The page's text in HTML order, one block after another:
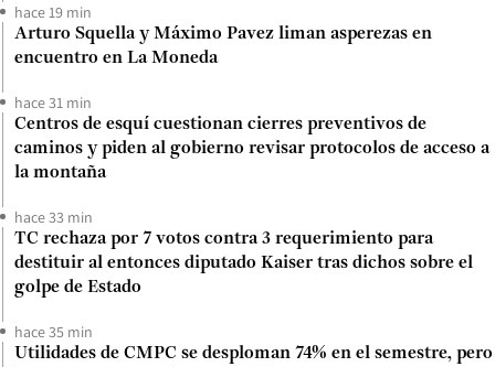
hace 19 min
Arturo Squella y Máximo Pavez liman asperezas en
encuentro en La Moneda
hace 31 min
Centros de esquí cuestionan cierres preventivos de
caminos y piden al gobierno revisar protocolos de acceso a
la montaña
hace 33 min
TC rechaza por 7 votos contra 3 requerimiento para
destituir al entonces diputado Kaiser tras dichos sobre el
golpe de Estado
hace 35 min
Utilidades de CMPC se desploman 74% en el semestre, pero